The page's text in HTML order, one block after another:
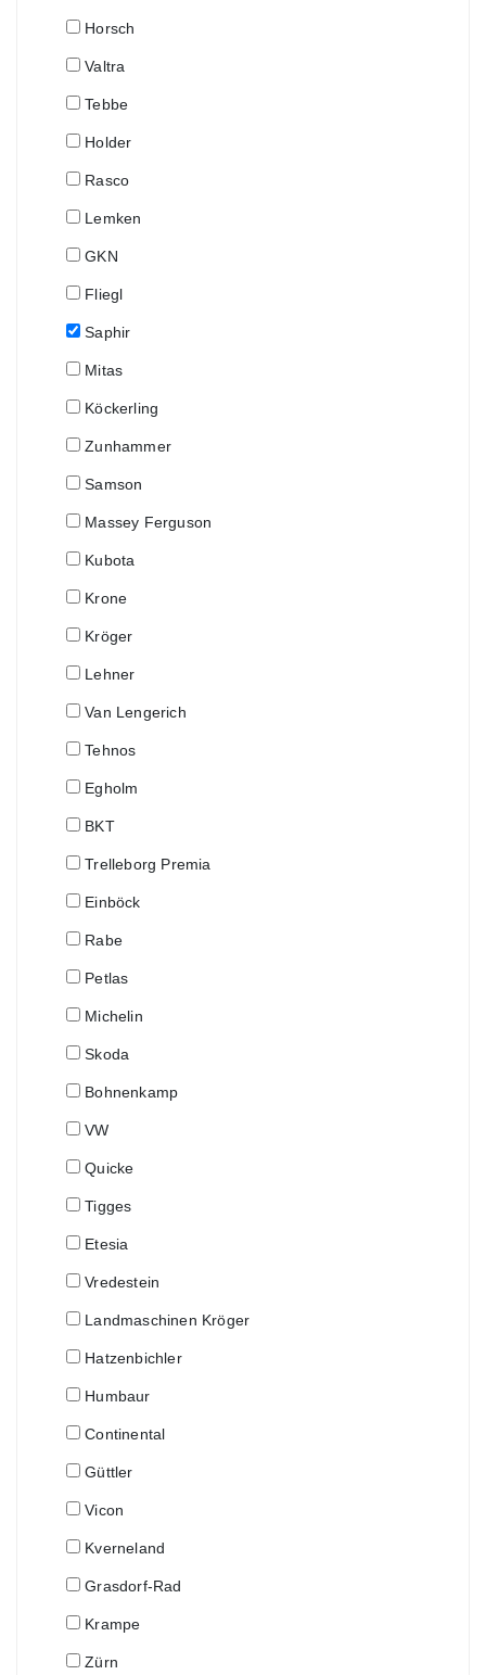
Horsch
Valtra
Tebbe
Holder
Rasco
Lemken
GKN
Fliegl
Saphir
Mitas
Köckerling
Zunhammer
Samson
Massey Ferguson
Kubota
Krone
Kröger
Lehner
Van Lengerich
Tehnos
Egholm
BKT
Trelleborg Premia
Einböck
Rabe
Petlas
Michelin
Skoda
Bohnenkamp
VW
Quicke
Tigges
Etesia
Vredestein
Landmaschinen Kröger
Hatzenbichler
Humbaur
Continental
Güttler
Vicon
Kverneland
Grasdorf-Rad
Krampe
Zürn